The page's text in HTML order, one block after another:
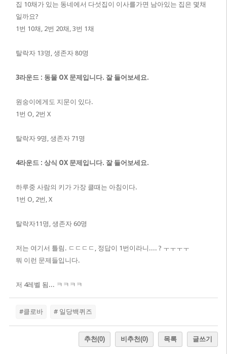
집 10채가 있는 동네에서 다섯집이 이사를가면 남아있는 집은 몇채
일까요?
1번 10채, 2번 20채, 3번 1채
탈락자 13명, 생존자 80명
3라운드 : 동물 OX 문제입니다. 잘 들어보세요.
원숭이에게도 지문이 있다.
1번 O, 2번 X
탈락자 9명, 생존자 71명
4라운드 : 상식 OX 문제입니다. 잘 들어보세요.
하루중 사람의 키가 가장 클때는 아침이다.
1번 O, 2번, X
탈락자11명, 생존자 60명
저는 여기서 틀림. ㄷㄷㄷㄷ, 정답이 1번이라니.... ? ㅜㅜㅜㅜ
뭐 이런 문제들입니다.
저 4레벨 됨... ㅋㅋㅋㅋ
#클로바 # 일당백퀴즈
추천(0) 비추천(0) 목록 글쓰기